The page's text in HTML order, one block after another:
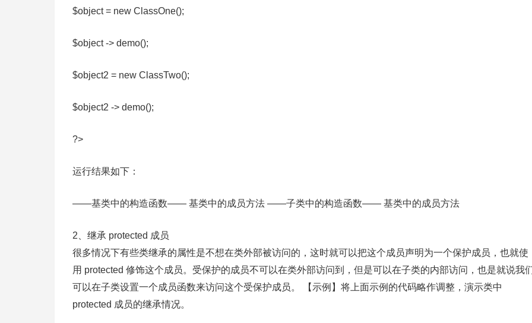
$object = new ClassOne();
$object -> demo();
$object2 = new ClassTwo();
$object2 -> demo();
?>
运行结果如下：
——基类中的构造函数—— 基类中的成员方法 ——子类中的构造函数—— 基类中的成员方法
2、继承 protected 成员
很多情况下有些类继承的属性是不想在类外部被访问的，这时就可以把这个成员声明为一个保护成员，也就使
用 protected 修饰这个成员。受保护的成员不可以在类外部访问到，但是可以在子类的内部访问，也是就说我
可以在子类设置一个成员函数来访问这个受保护成员。 【示例】将上面示例的代码略作调整，演示类中
protected 成员的继承情况。